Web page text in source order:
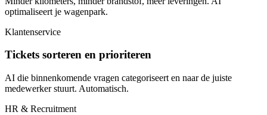
optimaliseert je wagenpark.
Klantenservice
Tickets sorteren en prioriteren
AI die binnenkomende vragen categoriseert en naar de juiste
medewerker stuurt. Automatisch.
HR & Recruitment